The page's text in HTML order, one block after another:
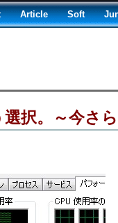
Article Soft
択。～今さ